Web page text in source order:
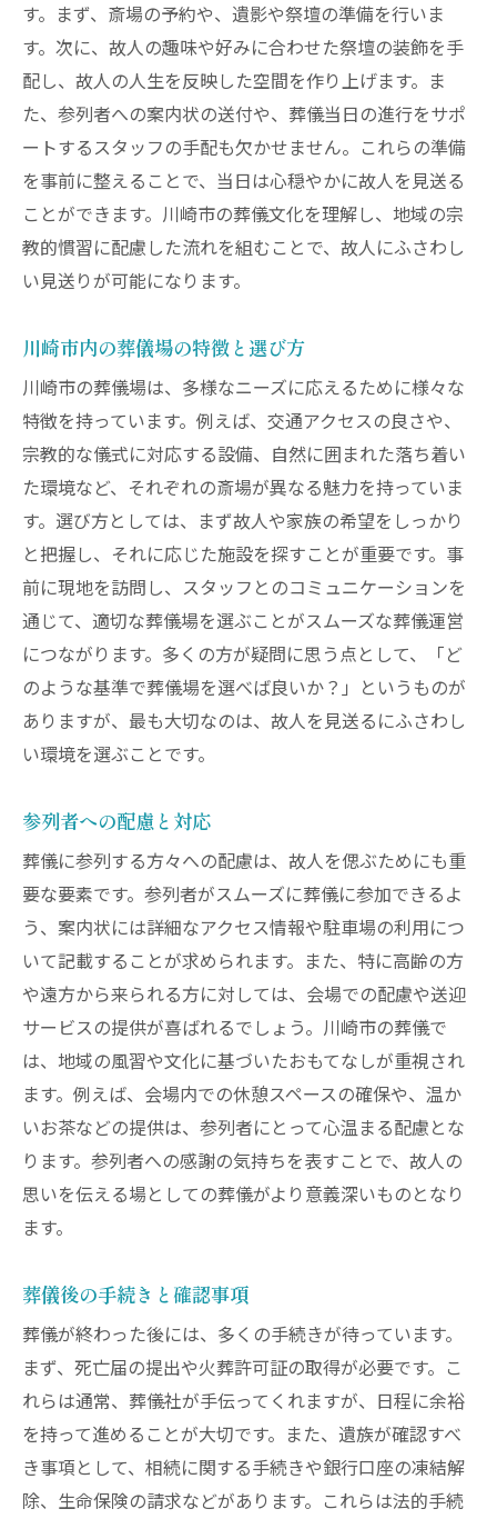
す。まず、斎場の予約や、遺影や祭壇の準備を行いま
す。次に、故人の趣味や好みに合わせた祭壇の装飾を手
配し、故人の人生を反映した空間を作り上げます。ま
た、参列者への案内状の送付や、葬儀当日の進行をサポ
ートするスタッフの手配も欠かせません。これらの準備
を事前に整えることで、当日は心穏やかに故人を見送る
ことができます。川崎市の葬儀文化を理解し、地域の宗
教的慣習に配慮した流れを組むことで、故人にふさわし
い見送りが可能になります。
川崎市内の葬儀場の特徴と選び方
川崎市の葬儀場は、多様なニーズに応えるために様々な
特徴を持っています。例えば、交通アクセスの良さや、
宗教的な儀式に対応する設備、自然に囲まれた落ち着い
た環境など、それぞれの斎場が異なる魅力を持っていま
す。選び方としては、まず故人や家族の希望をしっかり
と把握し、それに応じた施設を探すことが重要です。事
前に現地を訪問し、スタッフとのコミュニケーションを
通じて、適切な葬儀場を選ぶことがスムーズな葬儀運営
につながります。多くの方が疑問に思う点として、「ど
のような基準で葬儀場を選べば良いか？」というものが
ありますが、最も大切なのは、故人を見送るにふさわし
い環境を選ぶことです。
参列者への配慮と対応
葬儀に参列する方々への配慮は、故人を偲ぶためにも重
要な要素です。参列者がスムーズに葬儀に参加できるよ
う、案内状には詳細なアクセス情報や駐車場の利用につ
いて記載することが求められます。また、特に高齢の方
や遠方から来られる方に対しては、会場での配慮や送迎
サービスの提供が喜ばれるでしょう。川崎市の葬儀で
は、地域の風習や文化に基づいたおもてなしが重視され
ます。例えば、会場内での休憩スペースの確保や、温か
いお茶などの提供は、参列者にとって心温まる配慮とな
ります。参列者への感謝の気持ちを表すことで、故人の
思いを伝える場としての葬儀がより意義深いものとなり
ます。
葬儀後の手続きと確認事項
葬儀が終わった後には、多くの手続きが待っています。
まず、死亡届の提出や火葬許可証の取得が必要です。こ
れらは通常、葬儀社が手伝ってくれますが、日程に余裕
を持って進めることが大切です。また、遺族が確認すべ
き事項として、相続に関する手続きや銀行口座の凍結解
除、生命保険の請求などがあります。これらは法的手続